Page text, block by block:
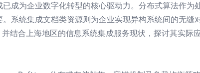
成为企业数字化转型的核心驱动力。分布式算法作
系统集成文档类资源则为企业实现异构系统间的无
结合上海地区的信息系统集成服务现状，探讨其实际应